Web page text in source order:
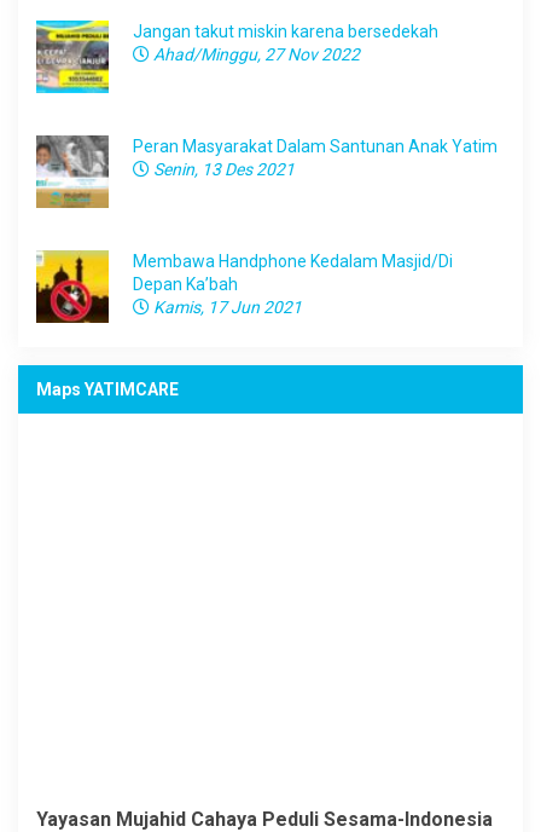
Jangan takut miskin karena bersedekah
Ahad/Minggu, 27 Nov 2022
Peran Masyarakat Dalam Santunan Anak Yatim
Senin, 13 Des 2021
Membawa Handphone Kedalam Masjid/Di
Depan Ka’bah
Kamis, 17 Jun 2021
Maps YATIMCARE
Yayasan Mujahid Cahaya Peduli Sesama-Indonesia